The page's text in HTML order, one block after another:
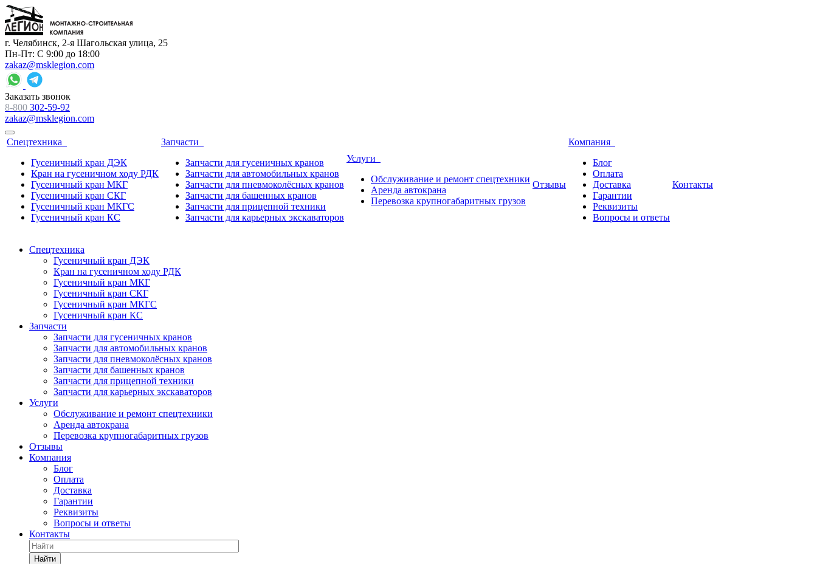
г. Челябинск, 2-я Шагольская улица, 25
Пн-Пт: С 9:00 до 18:00
zakaz@msklegion.com
Заказать звонок
8-800 302-59-92
zakaz@msklegion.com
Спецтехника
Гусеничный кран ДЭК
Кран на гусеничном ходу РДК
Гусеничный кран МКГ
Гусеничный кран СКГ
Гусеничный кран МКГС
Гусеничный кран КС
Запчасти
Запчасти для гусеничных кранов
Запчасти для автомобильных кранов
Запчасти для пневмоколёсных кранов
Запчасти для башенных кранов
Запчасти для прицепной техники
Запчасти для карьерных экскаваторов
Услуги
Обслуживание и ремонт спецтехники
Аренда автокрана
Перевозка крупногабаритных грузов
Отзывы
Компания
Блог
Оплата
Доставка
Гарантии
Реквизиты
Вопросы и ответы
Контакты
Спецтехника
Гусеничный кран ДЭК
Кран на гусеничном ходу РДК
Гусеничный кран МКГ
Гусеничный кран СКГ
Гусеничный кран МКГС
Гусеничный кран КС
Запчасти
Запчасти для гусеничных кранов
Запчасти для автомобильных кранов
Запчасти для пневмоколёсных кранов
Запчасти для башенных кранов
Запчасти для прицепной техники
Запчасти для карьерных экскаваторов
Услуги
Обслуживание и ремонт спецтехники
Аренда автокрана
Перевозка крупногабаритных грузов
Отзывы
Компания
Блог
Оплата
Доставка
Гарантии
Реквизиты
Вопросы и ответы
Контакты
Найти